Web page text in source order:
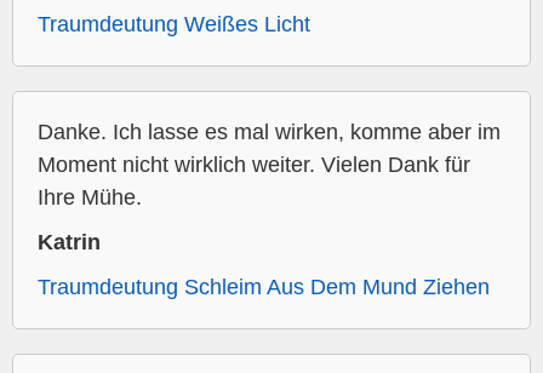
Traumdeutung Weißes Licht
Danke. Ich lasse es mal wirken, komme aber im
Moment nicht wirklich weiter. Vielen Dank für
Ihre Mühe.
Katrin
Traumdeutung Schleim Aus Dem Mund Ziehen